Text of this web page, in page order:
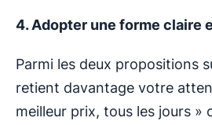
4. Adopter une forme claire
Parmi les deux propositions
retient davantage votre
meilleur prix, tous les jours »